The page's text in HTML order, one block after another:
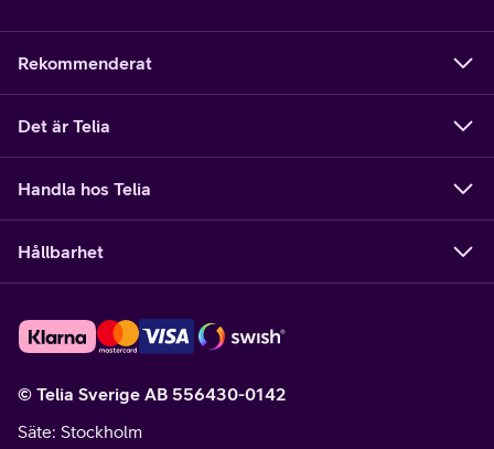
Rekommenderat
Det är Telia
Handla hos Telia
Hållbarhet
© Telia Sverige AB 556430-0142
Säte: Stockholm